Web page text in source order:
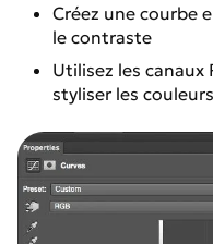
Créez une courbe
le contraste
Utilisez les
styliser les couleurs